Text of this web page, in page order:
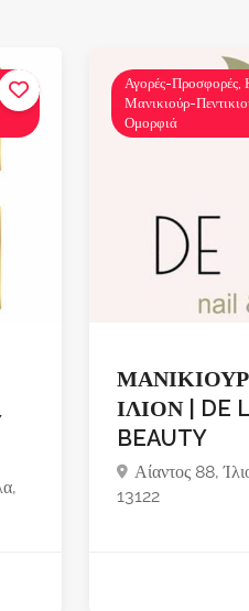
Αγορές-Προσφορές,
Μανικιούρ-
Ομορφιά
ΙΛΙΟΝ | DE
BEAUTY
Αίαντος 88,
13122